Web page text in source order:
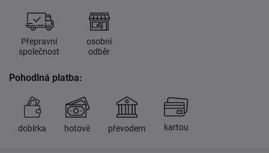
Přepravní
společnost
osobní
odběr
Pohodlná platba:
dobírka hotově převodem kartou